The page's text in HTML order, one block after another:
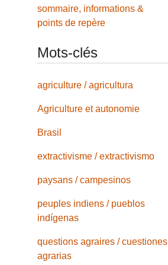
sommaire, informations &
points de repère
Mots-clés
agriculture / agricultura
Agriculture et autonomie
Brasil
extractivisme / extractivismo
paysans / campesinos
peuples indiens / pueblos
indígenas
questions agraires / cuestiones
agrarias